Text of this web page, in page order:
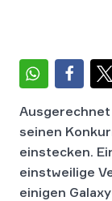
Ausgerechnet
seinen
einstecken.
einstweilige
einigen